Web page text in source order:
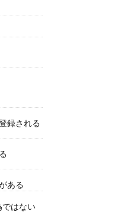
録される
ある
ではない